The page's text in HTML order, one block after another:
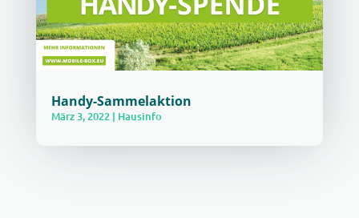
Handy-Sammelaktion
März 3, 2022| Hausinfo